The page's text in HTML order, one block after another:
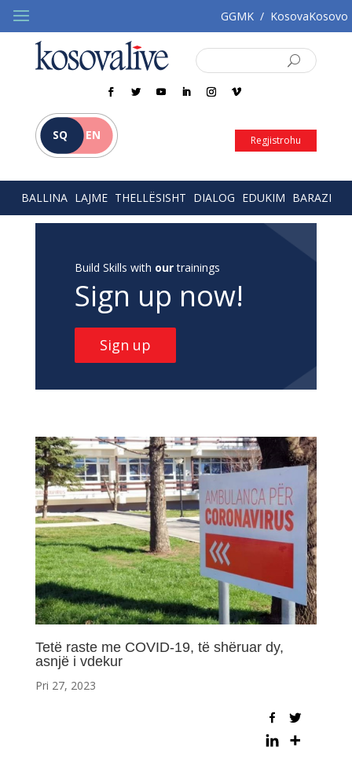
GGMK / KosovaKosovo
SQ EN Regjistrohu
BALLINA LAJME THELLËSISHT DIALOG EDUKIM BARAZI
Build Skills with ourtrainings
Sign up now!
Sign up
Tetë raste me COVID-19, të shëruar dy,
asnjë i vdekur
Pri 27, 2023